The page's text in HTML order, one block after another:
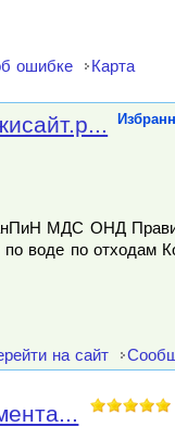
ошибке Карта
МДС ОНД
воде по отходам
на сайт